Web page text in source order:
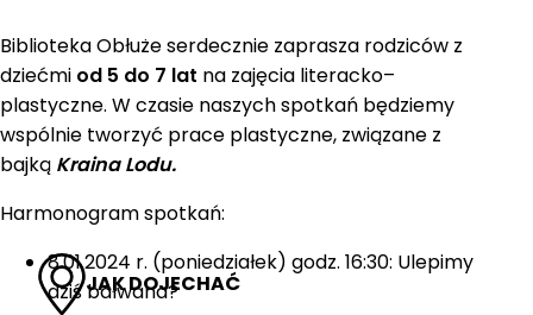
JAK DOJECHAĆ
Biblioteka Obłuże serdecznie zaprasza rodziców z
dziećmi od 5 do 7 lat na zajęcia literacko–
plastyczne. W czasie naszych spotkań będziemy
wspólnie tworzyć prace plastyczne, związane z
bajką Kraina Lodu.
Harmonogram spotkań:
8.01.2024 r. (poniedziałek) godz. 16:30: Ulepimy
dziś bałwana?